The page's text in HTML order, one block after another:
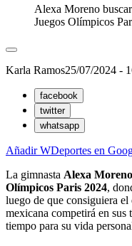
Alexa Moreno
Juegos Olímpicos
Karla Ramos25/07/2024 -
facebook
twitter
whatsapp
Añadir WDeportes en
La gimnasta Alexa Moreno
Olímpicos Paris 2024,
luego de que consiguiera el
mexicana competirá en sus
tiempo para su vida